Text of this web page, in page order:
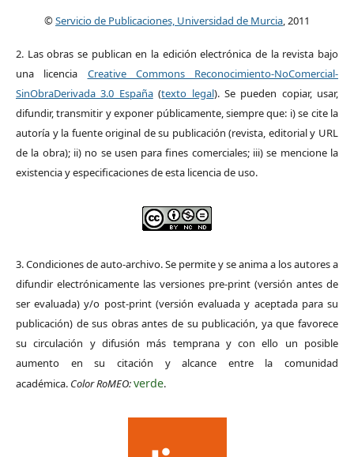
©Servicio de Publicaciones, Universidad de Murcia, 2011
2. Las obras se publican en la edición electrónica de la revista bajo
una licencia Creative Commons Reconocimiento-NoComercial-
SinObraDerivada 3.0 España(texto legal). Se pueden copiar, usar,
difundir, transmitir y exponer públicamente, siempre que: i) se cite la
autoría y la fuente original de su publicación (revista, editorial y URL
de la obra); ii) no se usen para fines comerciales; iii) se mencione la
existencia y especificaciones de esta licencia de uso.
3. Condiciones de auto-archivo. Se permite y se anima a los autores a
difundir electrónicamente las versiones pre-print (versión antes de
ser evaluada) y/o post-print (versión evaluada y aceptada para su
publicación) de sus obras antes de su publicación, ya que favorece
su circulación y difusión más temprana y con ello un posible
aumento en su citación y alcance entre la comunidad
académica. Color RoMEO:verde.